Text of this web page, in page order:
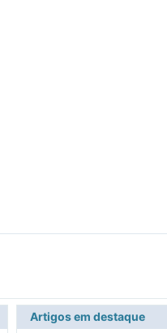
Artigos em destaque